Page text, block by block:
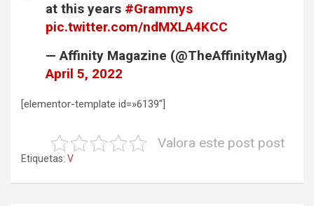
at this years #Grammys
pic.twitter.com/ndMXLA4KCC
— Affinity Magazine (@TheAffinityMag)
April 5, 2022
[elementor-template id=»6139″]
Valora este post post
Etiquetas: V